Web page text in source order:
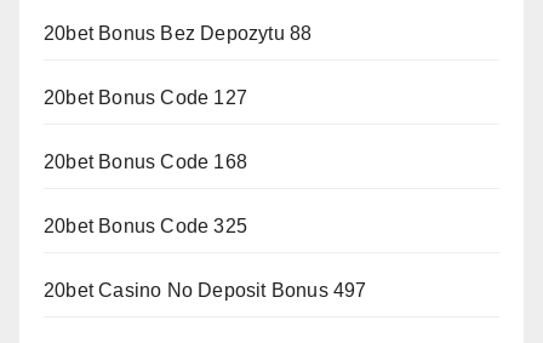
20bet Bonus Bez Depozytu 88
20bet Bonus Code 127
20bet Bonus Code 168
20bet Bonus Code 325
20bet Casino No Deposit Bonus 497